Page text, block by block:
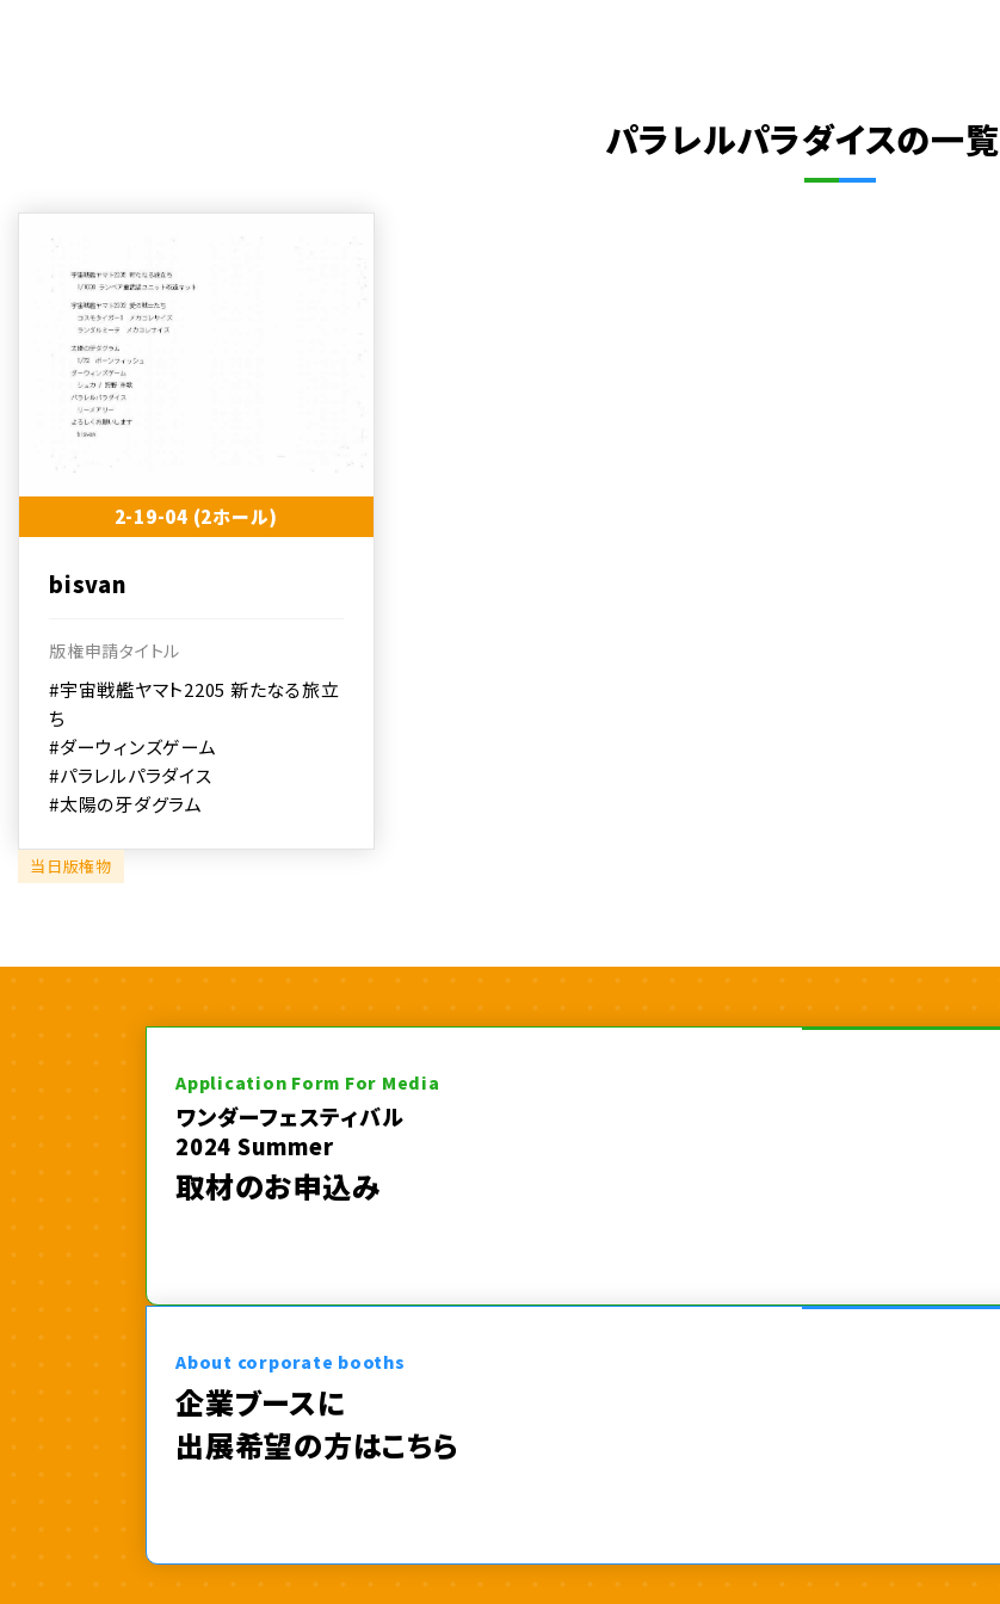
パラレルパラダイスの一覧
2-19-04 (2ホール)
bisvan
版権申請タイトル
#宇宙戦艦ヤマト2205 新たなる旅立
ち
#ダーウィンズゲーム
#パラレルパラダイス
#太陽の牙ダグラム
当日版権物
Application Form For Media
ワンダーフェスティバル
2024 Summer
取材のお申込み
About corporate booths
企業ブースに
出展希望の方はこちら